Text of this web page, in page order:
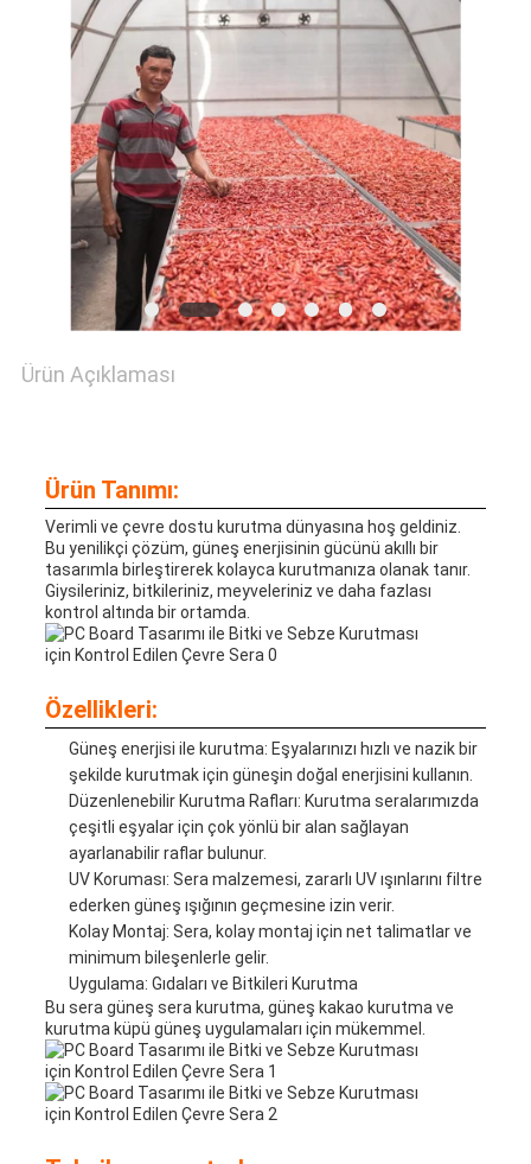
HARITASI
GIZLILIK
POLITIKASI
Ürün Açıklaması
Ürün Tanımı:
Verimli ve çevre dostu kurutma dünyasına hoş geldiniz.
Bu yenilikçi çözüm, güneş enerjisinin gücünü akıllı bir
tasarımla birleştirerek kolayca kurutmanıza olanak tanır.
Giysileriniz, bitkileriniz, meyveleriniz ve daha fazlası
kontrol altında bir ortamda.
Özellikleri:
Güneş enerjisi ile kurutma: Eşyalarınızı hızlı ve nazik bir
şekilde kurutmak için güneşin doğal enerjisini kullanın.
Düzenlenebilir Kurutma Rafları: Kurutma seralarımızda
çeşitli eşyalar için çok yönlü bir alan sağlayan
ayarlanabilir raflar bulunur.
UV Koruması: Sera malzemesi, zararlı UV ışınlarını filtre
ederken güneş ışığının geçmesine izin verir.
Kolay Montaj: Sera, kolay montaj için net talimatlar ve
minimum bileşenlerle gelir.
Uygulama: Gıdaları ve Bitkileri Kurutma
Bu sera güneş sera kurutma, güneş kakao kurutma ve
kurutma küpü güneş uygulamaları için mükemmel.